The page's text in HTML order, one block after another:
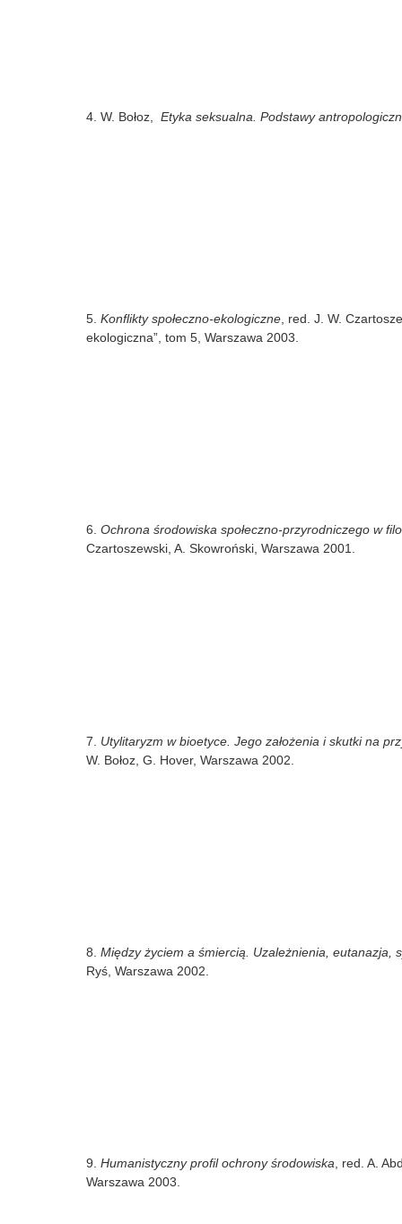
4. W. Bołoz, Etyka seksualna. Podstawy
5. Konflikty społeczno-ekologiczne, red. J. W.
ekologiczna”, tom 5, Warszawa 2003.
6. Ochrona środowiska społeczno-przyrodniczego w
Czartoszewski, A. Skowroński, Warszawa 2001.
7. Utylitaryzm w bioetyce. Jego założenia i skutki na
W. Bołoz, G. Hover, Warszawa 2002.
8. Między życiem a śmiercią. Uzależnienia, eutanazja,
Ryś, Warszawa 2002.
9. Humanistyczny profil ochrony środowiska , red. A.
Warszawa 2003.